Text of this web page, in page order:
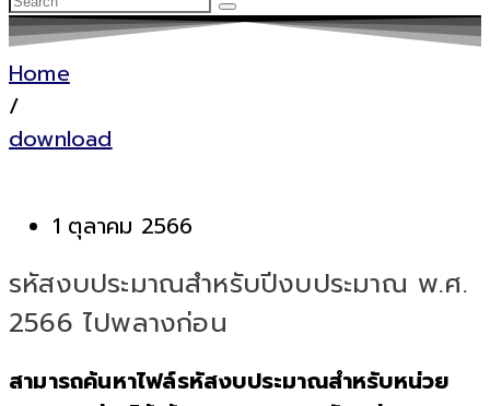
Home
/
download
1 ตุลาคม 2566
รหัสงบประมาณสำหรับปีงบประมาณ พ.ศ.
2566 ไปพลางก่อน
สามารถค้นหาไฟล์รหัสงบประมาณสำหรับหน่วย